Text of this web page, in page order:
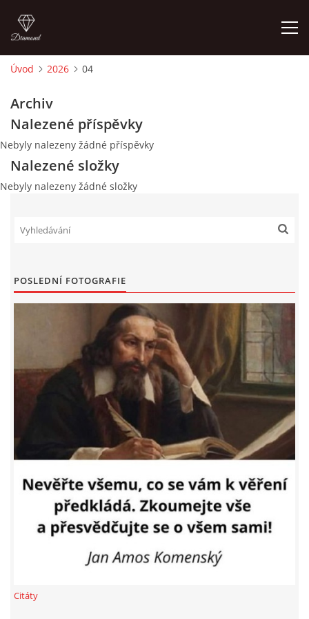
AKTUALITY
CENY NÁJMU G, GS V ROCE 2003 SMZ
FINANCOVÁNÍ VÝSTAVBY
PROHLÁŠENÍ VLASTNÍKA 2023
DOMOVNÍ SCHŮZE DNE 13. 5. 2024 - VIDEO
ČLENSKÁ SCHŮZE 1. 2. 2024
SITUACE S G, GS
KDO JE KDO?
JEDNÁNÍ SE SMZ O PŘEVODU MAJETKOVÝCH PODÍLÚ
Úvod 2026 04
Archiv
Nalezené příspěvky
Nebyly nalezeny žádné příspěvky
Nalezené složky
Nebyly nalezeny žádné složky
POSLEDNÍ FOTOGRAFIE
Citáty